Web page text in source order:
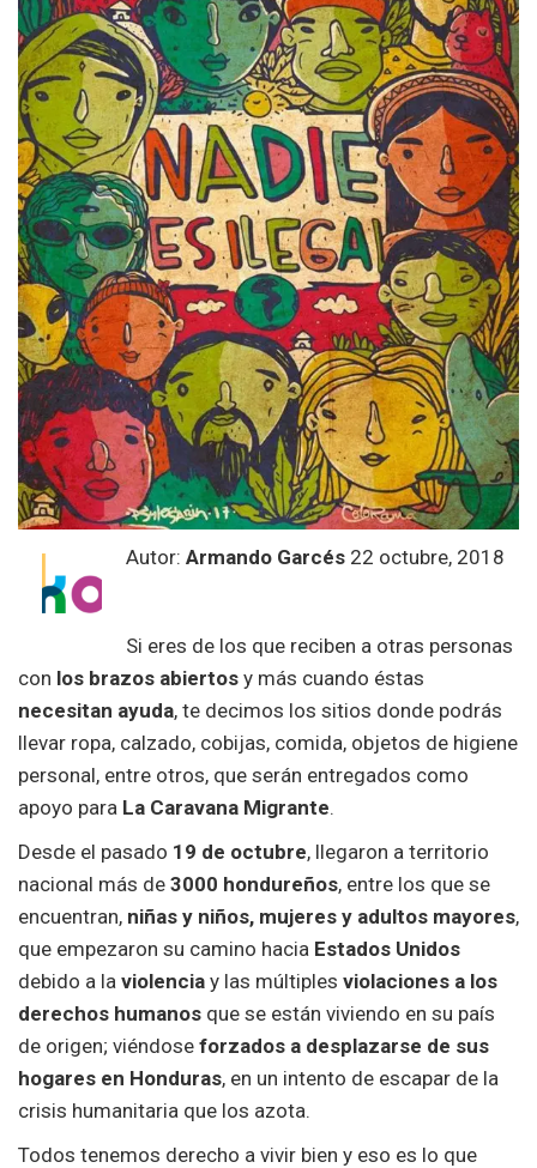
Autor: Armando Garcés 22 octubre, 2018
Si eres de los que reciben a otras personas
con los brazos abiertos y más cuando éstas
necesitan ayuda, te decimos los sitios donde podrás
llevar ropa, calzado, cobijas, comida, objetos de higiene
personal, entre otros, que serán entregados como
apoyo para La Caravana Migrante.
Desde el pasado 19 de octubre, llegaron a territorio
nacional más de 3000 hondureños, entre los que se
encuentran, niñas y niños, mujeres y adultos mayores,
que empezaron su camino hacia Estados Unidos
debido a la violencia y las múltiples violaciones a los
derechos humanos que se están viviendo en su país
de origen; viéndose forzados a desplazarse de sus
hogares en Honduras, en un intento de escapar de la
crisis humanitaria que los azota.
Todos tenemos derecho a vivir bien y eso es lo que